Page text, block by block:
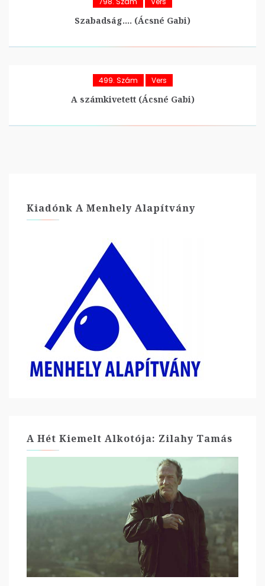
Szabadság…. (Ácsné Gabi)
499. Szám Vers
A számkivetett (Ácsné Gabi)
Kiadónk A Menhely Alapítvány
A Hét Kiemelt Alkotója: Zilahy Tamás